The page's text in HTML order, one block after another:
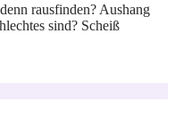
rausfinden? Aushang
sind? Scheiß